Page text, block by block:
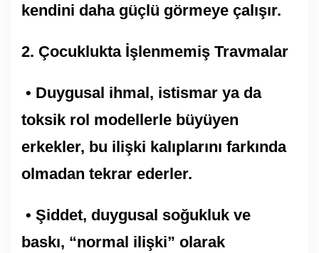
kendini daha güçlü görmeye çalışır.
2.⁠ ⁠Çocuklukta İşlenmemiş Travmalar
• Duygusal ihmal, istismar ya da
toksik rol modellerle büyüyen
erkekler, bu ilişki kalıplarını farkında
olmadan tekrar ederler.
• Şiddet, duygusal soğukluk ve
baskı, “normal ilişki” olarak